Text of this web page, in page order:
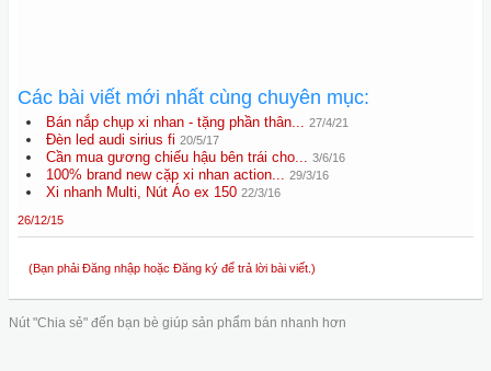
Các bài viết mới nhất cùng chuyên mục:
Bán nắp chụp xi nhan - tặng phần thân... 27/4/21
Đèn led audi sirius fi 20/5/17
Cần mua gương chiếu hậu bên trái cho... 3/6/16
100% brand new cặp xi nhan action... 29/3/16
Xi nhanh Multi, Nút Áo ex 150 22/3/16
26/12/15
(Bạn phải Đăng nhập hoặc Đăng ký để trả lời bài viết.)
Nút "Chia sẻ" đến bạn bè giúp sản phẩm bán nhanh hơn